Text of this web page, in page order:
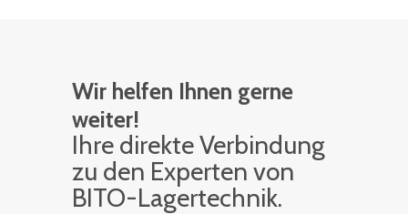
Wir helfen Ihnen gerne
weiter!
Ihre di­rek­te Ver­bin­dung
zu den Ex­per­ten von
BITO-La­ger­tech­nik.